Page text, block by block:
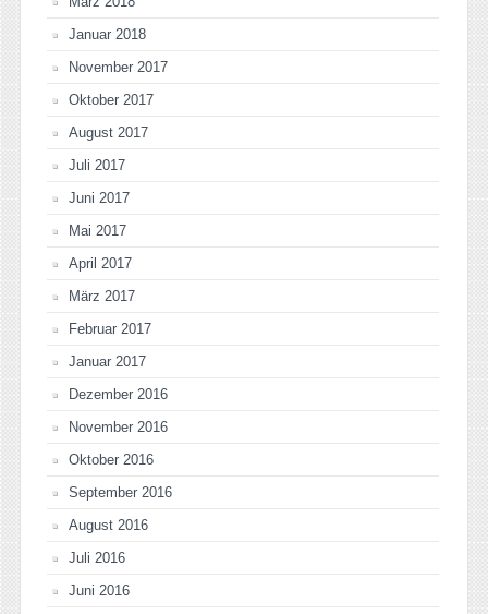
Januar 2018
November 2017
Oktober 2017
August 2017
Juli 2017
Juni 2017
Mai 2017
April 2017
März 2017
Februar 2017
Januar 2017
Dezember 2016
November 2016
Oktober 2016
September 2016
August 2016
Juli 2016
Juni 2016